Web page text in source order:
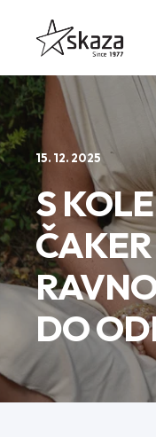
15. 12. 2025
S
DO